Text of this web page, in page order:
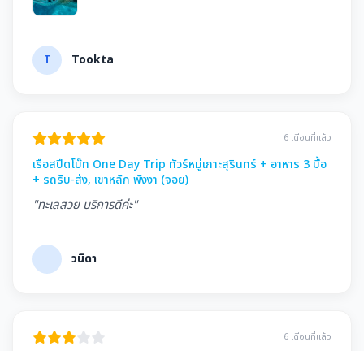
T Tookta
6 เดือนที่แล้ว
เรือสปีดโบ๊ท One Day Trip ทัวร์หมู่เกาะสุรินทร์ + อาหาร 3 มื้อ
+ รถรับ-ส่ง, เขาหลัก พังงา (จอย)
"ทะเลสวย บริการดีค่ะ"
วนิดา
6 เดือนที่แล้ว